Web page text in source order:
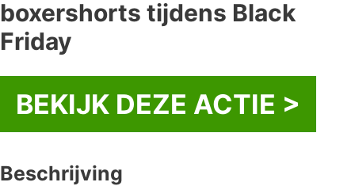
boxershorts tijdens Black
Friday
BEKIJK DEZE ACTIE >
Beschrijving